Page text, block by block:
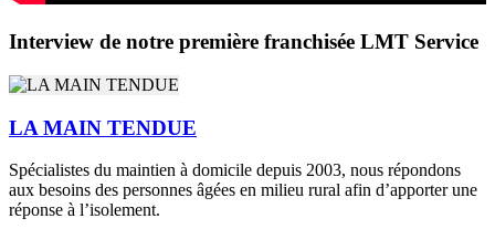
Interview de notre première franchisée LMT Service
LA MAIN TENDUE
Spécialistes du maintien à domicile depuis 2003, nous répondons
aux besoins des personnes âgées en milieu rural afin d’apporter une
réponse à l’isolement.